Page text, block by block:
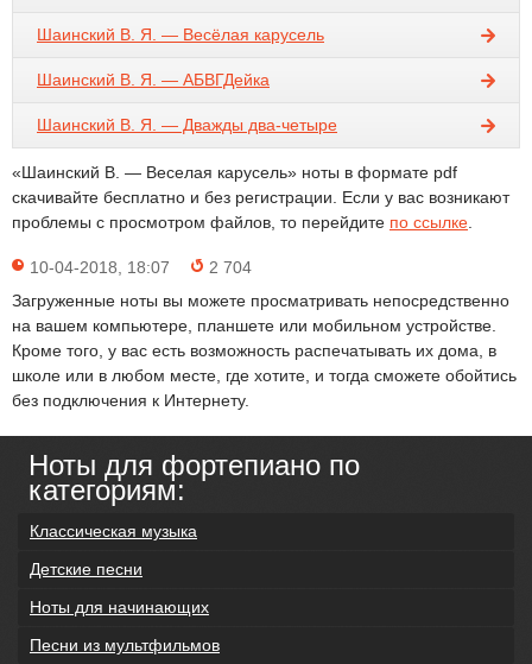
Шаинский В. Я. — Весёлая карусель
Шаинский В. Я. — АБВГДейка
Шаинский В. Я. — Дважды два-четыре
«Шаинский В. — Веселая карусель» ноты в формате pdf
скачивайте бесплатно и без регистрации. Если у вас возникают
проблемы с просмотром файлов, то перейдите по ссылке
10-04-2018, 18:07
2 704
Загруженные ноты вы можете просматривать непосредственно
на вашем компьютере, планшете или мобильном устройстве.
Кроме того, у вас есть возможность распечатывать их дома, в
школе или в любом месте, где хотите, и тогда сможете обойтись
без подключения к Интернету.
Ноты для фортепиано по
категориям:
Классическая музыка
Детские песни
Ноты для начинающих
Песни из мультфильмов